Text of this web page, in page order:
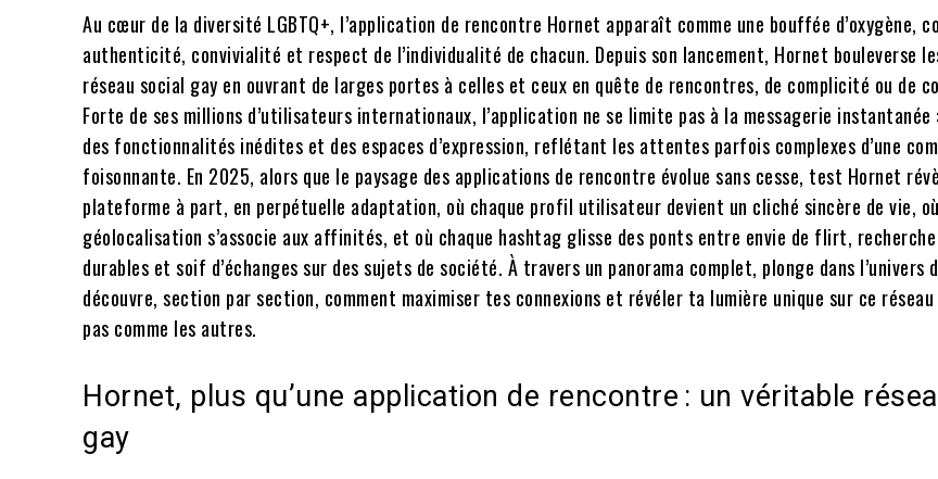
Au cœur de la diversité LGBTQ+, l’application de rencontre Hornet apparaît comme une bouffée d’oxygène,
authenticité, convivialité et respect de l’individualité de chacun. Depuis son lancement, Hornet bouleverse
réseau social gay en ouvrant de larges portes à celles et ceux en quête de rencontres, de complicité ou de
Forte de ses millions d’utilisateurs internationaux, l’application ne se limite pas à la messagerie instantanée
des fonctionnalités inédites et des espaces d’expression, reflétant les attentes parfois complexes d’une
foisonnante. En 2025, alors que le paysage des applications de rencontre évolue sans cesse, test Hornet
plateforme à part, en perpétuelle adaptation, où chaque profil utilisateur devient un cliché sincère de vie,
géolocalisation s’associe aux affinités, et où chaque hashtag glisse des ponts entre envie de flirt,
durables et soif d’échanges sur des sujets de société. À travers un panorama complet, plonge dans l’univers
découvre, section par section, comment maximiser tes connexions et révéler ta lumière unique sur ce
pas comme les autres.
Hornet, plus qu’une application de rencontre : un véritable
gay